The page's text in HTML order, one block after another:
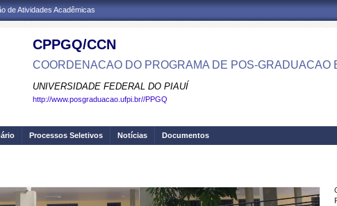
de Atividades Acadêmicas
CPPGQ/CCN
COORDENACAO DO PROGRAMA DE POS-GRADUACAO
UNIVERSIDADE FEDERAL DO PIAUÍ
http://www.posgraduacao.ufpi.br//PPGQ
Processos Seletivos Notícias Documentos